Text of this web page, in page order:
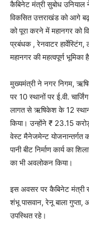
कैबिनेट मंत्री सुबोध
विकसित उत्तराखंड को आगे
को पूरा करने में महानगर को
प्रबंधक , रेनवाटर
महानगर की महत्वपूर्ण भूमिका
मुख्यमंत्री ने नगर निगम,
पर 10 स्थानों पर ई.वी.
लागत से ऋषिकेश के 12 स्थानों
किया। उन्होंने ₹ 23.15
वेस्ट मैनेजमेन्ट योजनान्तर्गत
पानी बीट निर्माण कार्य का
का भी अवलोकन किया।
इस अवसर पर कैबिनेट मंत्री
शंभू पासवान, रेनू बाला
उपस्थित रहे।